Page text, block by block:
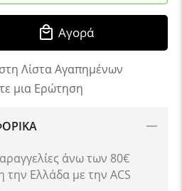
Αγορά
Λίστα Αγαπημένων
μια Ερώτηση
άνω των 80€
την Ελλάδα με την ACS